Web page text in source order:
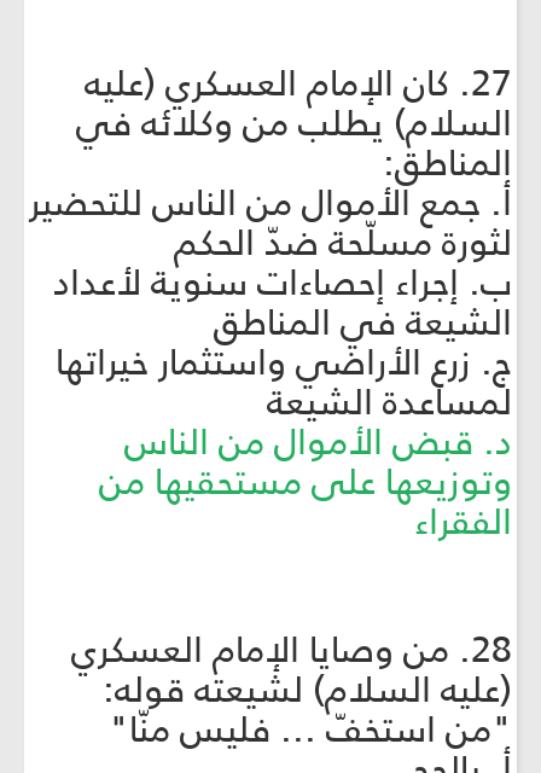
27. كان الإمام العسكري (عليه
السلام) يطلب من وكلائه في
المناطق:
أ. جمع الأموال من الناس للتحضير
لثورة مسلّحة ضدّ الحكم
ب. إجراء إحصاءات سنوية لأعداد
الشيعة في المناطق
ج. زرع الأراضي واستثمار خيراتها
لمساعدة الشيعة
د. قبض الأموال من الناس
وتوزيعها على مستحقيها من
الفقراء
28. من وصايا الإمام العسكري
(عليه السلام) لشيعته قوله:
"من استخفّ ... فليس منّا"